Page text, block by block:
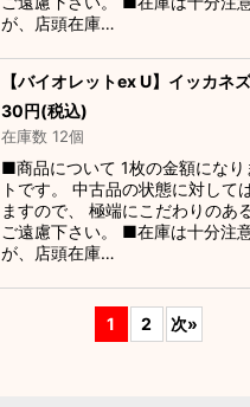
が、店頭在庫…
【バイオレットex U】イッカ
30円(税込)
在庫数 12個
■商品について 1枚の金額になり
トです。 中古品の状態に対して
ますので、 極端にこだわりのあ
ご遠慮下さい。 ■在庫は十分注
が、店頭在庫…
1 2 次»